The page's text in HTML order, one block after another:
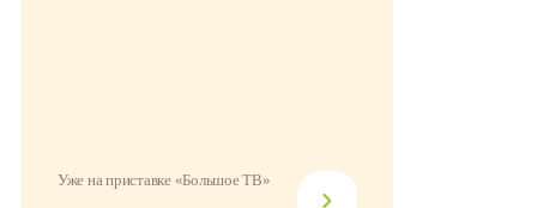
Уже на приставке «Большое ТВ»